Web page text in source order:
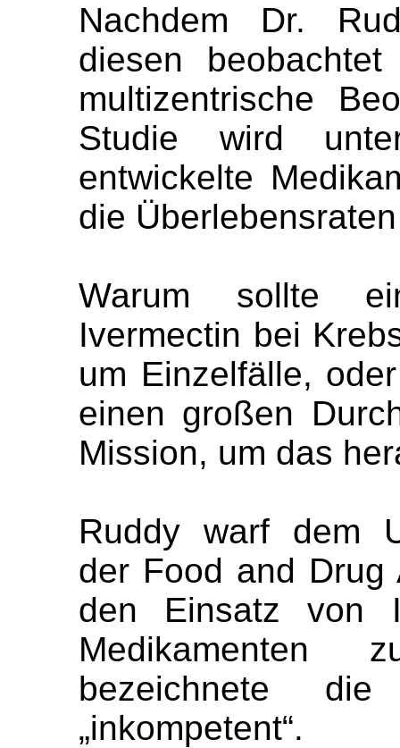
Nachdem Dr.
diesen
multizentrische
Studie wird
entwickelte
die
Warum sollte
Ivermectin bei
um Einzelfälle,
einen großen
Mission, um das
Ruddy warf dem
der Food and Drug
den Einsatz von
Medikamenten
bezeichnete die
„inkompetent“.